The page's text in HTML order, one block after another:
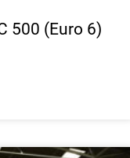
500 (Euro 6)